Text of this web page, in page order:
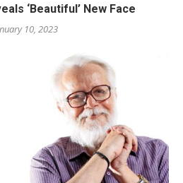
‘Beautiful’ New Face
10, 2023